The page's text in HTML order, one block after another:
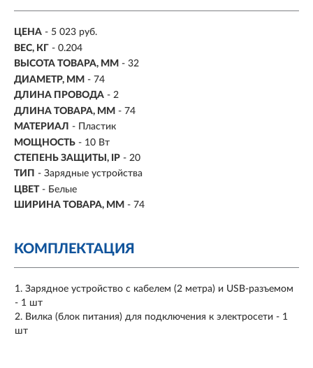
ЦЕНА - 5 023 руб.
ВЕС, КГ - 0.204
ВЫСОТА ТОВАРА, ММ - 32
ДИАМЕТР, ММ - 74
ДЛИНА ПРОВОДА - 2
ДЛИНА ТОВАРА, ММ - 74
МАТЕРИАЛ - Пластик
МОЩНОСТЬ - 10 Вт
СТЕПЕНЬ ЗАЩИТЫ, IP - 20
ТИП - Зарядные устройства
ЦВЕТ - Белые
ШИРИНА ТОВАРА, ММ - 74
КОМПЛЕКТАЦИЯ
Зарядное устройство с кабелем (2 метра) и USB-разъемом
- 1 шт
Вилка (блок питания) для подключения к электросети - 1
шт